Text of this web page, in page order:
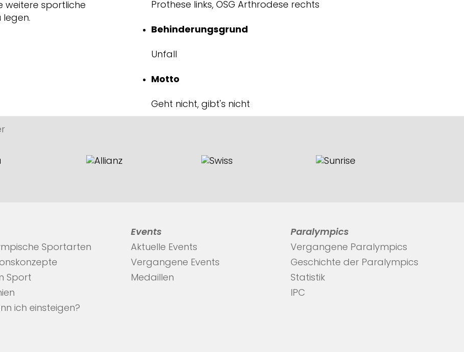
Prothese links, OSG Arthrodese rechts
Behinderungsgrund
Unfall
Motto
Geht nicht, gibt's nicht
weitere sportliche
legen.
Sportarten
Sport
ich einsteigen?
Events
Aktuelle Events
Vergangene Events
Medaillen
Paralympics
Vergangene Paralympics
Geschichte der Paralympics
Statistik
IPC